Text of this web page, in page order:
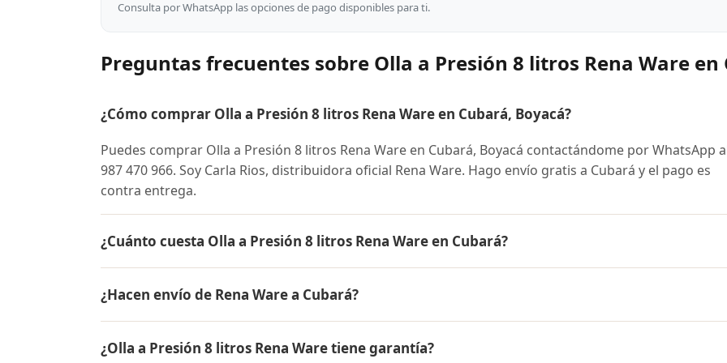
Consulta por WhatsApp las opciones de pago disponibles para ti.
Preguntas frecuentes sobre Olla a Presión 8 litros Rena Ware en
¿Cómo comprar Olla a Presión 8 litros Rena Ware en Cubará, Boyacá?
Puedes comprar Olla a Presión 8 litros Rena Ware en Cubará, Boyacá contactándome por WhatsApp
987 470 966. Soy Carla Rios, distribuidora oficial Rena Ware. Hago envío gratis a Cubará y el pago es
contra entrega.
¿Cuánto cuesta Olla a Presión 8 litros Rena Ware en Cubará?
para conocer el precio actual, promociones disponibles y facilidades de pago en cuotas desde el 10%
inicial.
¿Hacen envío de Rena Ware a Cubará?
es contra entrega.
¿Olla a Presión 8 litros Rena Ware tiene garantía?